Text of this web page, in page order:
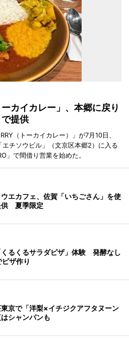
カイカレー」、本郷に戻り
提供
（トーカイカレー）」が7月10日、
チソウビル」（文京区本郷2）に入る
」で間借り営業を始めた。
エカフェ、佐賀「いちごさん」を使
供 夏季限定
るくるサラダピザ」体験 発酵なし
ザ作り
京で「洋梨×イチジクアフタヌーン
シャンパンも